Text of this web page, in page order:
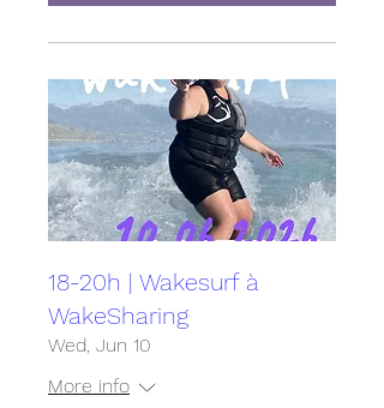
18-20h | Wakesurf à
WakeSharing
Wed, Jun 10
More info